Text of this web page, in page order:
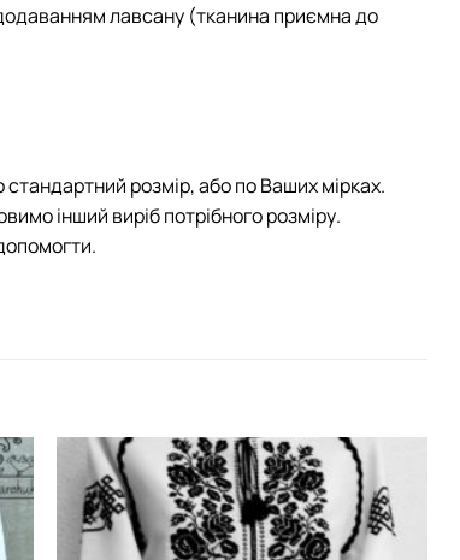
лавсану (тканина приємна до
розмір, або по Ваших мірках.
інший виріб потрібного розміру.
Додати
виріб у
вибране